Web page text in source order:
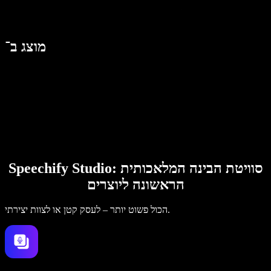
מוצג ב־
Speechify Studio: סוויטת הבינה המלאכותית
הראשונה ליוצרים
הכול פשוט יותר – לעסק קטן או לצוות יצירתי.